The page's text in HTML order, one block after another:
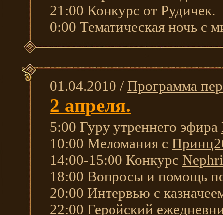
21:00 Конкурс от Рудичек.
0:00 Тематическая ночь с
01.04.2010 / Программа
2 апреля.
5:00 Гуру утреннего эфира
10:00 Меломания с
14:00-15:00 Конкурс
18:00 Вопросы и помощь
20:00 Интервью с
22:00 Геройский